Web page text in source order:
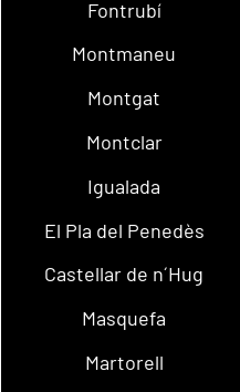
Fontrubí
Montmaneu
Montgat
Montclar
Igualada
El Pla del Penedès
Castellar de n´Hug
Masquefa
Martorell